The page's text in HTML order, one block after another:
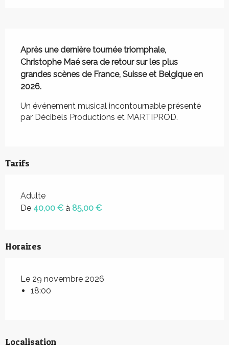
Après une dernière tournée triomphale,
Christophe Maé sera de retour sur les plus
grandes scènes de France, Suisse et Belgique en
2026.
Un événement musical incontournable présenté
par Décibels Productions et MARTIPROD.
Tarifs
Adulte
De 40,00 €à 85,00 €
Horaires
Le 29 novembre 2026
18:00
Localisation